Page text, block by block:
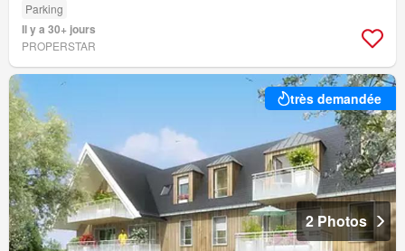
Parking
Il y a 30+ jours
PROPERSTAR
très demandée
2 Photos